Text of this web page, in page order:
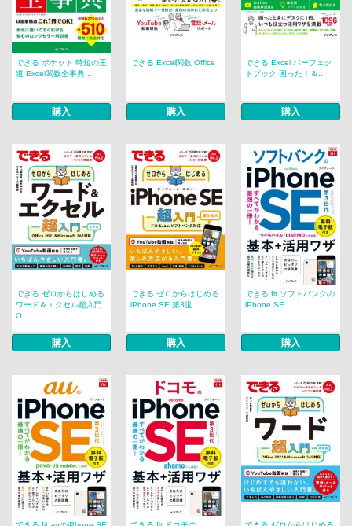
できる ポケット 時短の王
道 Excel関数全事典...
購入
できる Excel関数 Office
購入
できる Excel パーフェク
トブック 困った！＆...
購入
できる ゼロからはじめる
ワード＆エクセル超入門
O...
購入
できる ゼロからはじめる
iPhone SE 第3世...
購入
できる fit ソフトバンクの
iPhone SE ...
購入